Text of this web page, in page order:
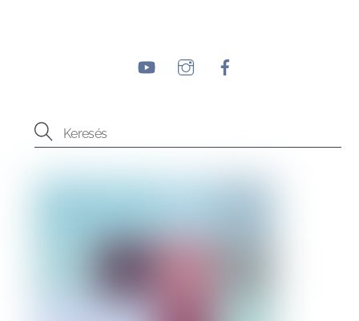
YouTubeInstagram